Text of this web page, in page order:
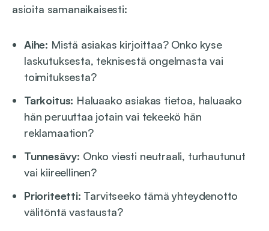
asioita samanaikaisesti:
Aihe: Mistä asiakas kirjoittaa? Onko kyse
laskutuksesta, teknisestä ongelmasta vai
toimituksesta?
Tarkoitus: Haluaako asiakas tietoa, haluaako
hän peruuttaa jotain vai tekeekö hän
reklamaation?
Tunnesävy: Onko viesti neutraali, turhautunut
vai kiireellinen?
Prioriteetti: Tarvitseeko tämä yhteydenotto
välitöntä vastausta?